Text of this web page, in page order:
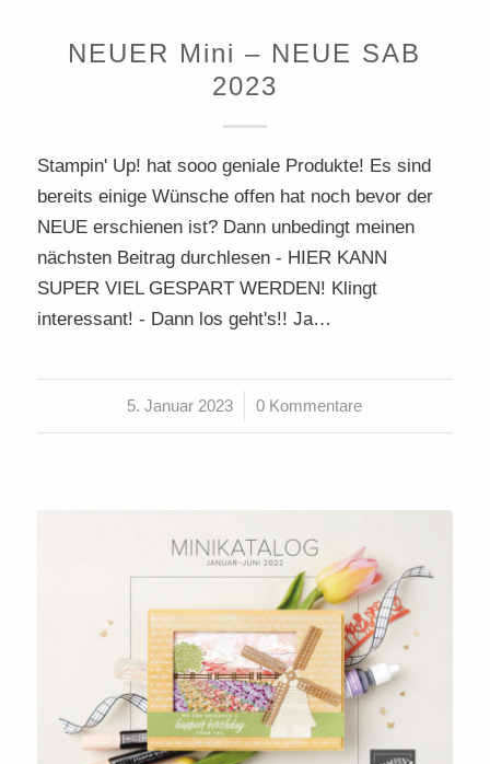
NEUER Mini – NEUE SAB
2023
Stampin' Up! hat sooo geniale Produkte! Es sind
bereits einige Wünsche offen hat noch bevor der
NEUE erschienen ist? Dann unbedingt meinen
nächsten Beitrag durchlesen - HIER KANN
SUPER VIEL GESPART WERDEN! Klingt
interessant! - Dann los geht's!! Ja…
5. Januar 2023
/ 0 Kommentare